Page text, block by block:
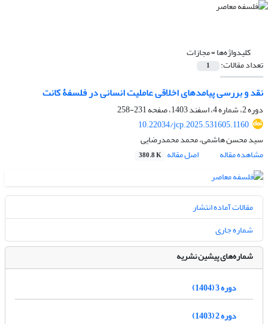
کلیدواژه‌ها =مجازات
تعداد مقالات: 1
نقد و بررسی پیامدهای اخلاقی عاملیت انسانی در فلسفۀ کانت
دوره 2، شماره 4، اسفند 1403، صفحه
231-258
10.22034/jcp.2025.531605.1160
سید محسن هاشمی، محمد محمدرضایی
مشاهده مقاله
اصل مقاله 380.8 K
مقالات آماده انتشار
شماره جاری
شماره‌های پیشین نشریه
دوره 3 (1404)
دوره 2 (1403)